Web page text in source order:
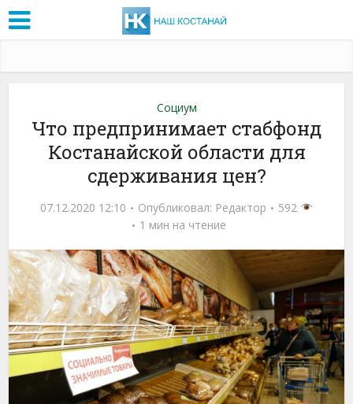
Социум
Что предпринимает стабфонд
Костанайской области для
сдерживания цен?
07.12.2020 12:10 Опубликовал: Редактор
592
1 мин на чтение